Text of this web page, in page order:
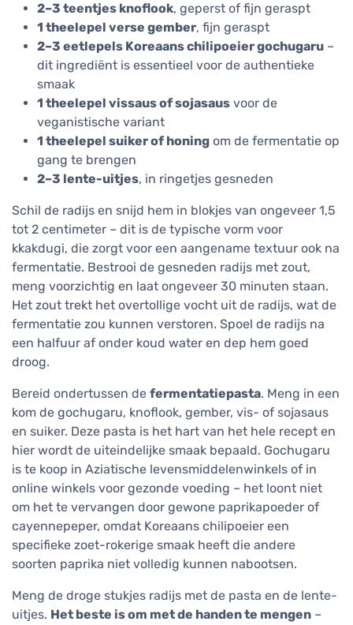
2–3 teentjes knoflook, geperst of fijn geraspt
1 theelepel verse gember, fijn geraspt
2–3 eetlepels Koreaans chilipoeier gochugaru –
dit ingrediënt is essentieel voor de authentieke
smaak
1 theelepel vissaus of sojasaus voor de
veganistische variant
1 theelepel suiker of honing om de fermentatie op
gang te brengen
2–3 lente-uitjes, in ringetjes gesneden
Schil de radijs en snijd hem in blokjes van ongeveer 1,5
tot 2 centimeter – dit is de typische vorm voor
kkakdugi, die zorgt voor een aangename textuur ook na
fermentatie. Bestrooi de gesneden radijs met zout,
meng voorzichtig en laat ongeveer 30 minuten staan.
Het zout trekt het overtollige vocht uit de radijs, wat de
fermentatie zou kunnen verstoren. Spoel de radijs na
een halfuur af onder koud water en dep hem goed
droog.
Bereid ondertussen de fermentatiepasta. Meng in een
kom de gochugaru, knoflook, gember, vis- of sojasaus
en suiker. Deze pasta is het hart van het hele recept en
hier wordt de uiteindelijke smaak bepaald. Gochugaru
is te koop in Aziatische levensmiddelenwinkels of in
online winkels voor gezonde voeding – het loont niet
om het te vervangen door gewone paprikapoeder of
cayennepeper, omdat Koreaans chilipoeier een
specifieke zoet-rokerige smaak heeft die andere
soorten paprika niet volledig kunnen nabootsen.
Meng de droge stukjes radijs met de pasta en de lente-
uitjes. Het beste is om met de handen te mengen –